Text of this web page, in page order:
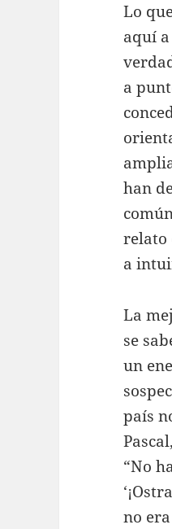
Lo
aquí
a
han
relato
a
La
se
un
país
“No
no